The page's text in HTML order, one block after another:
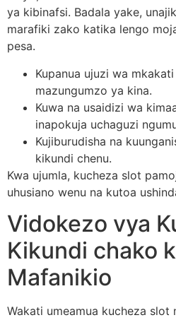
ya kibinafsi. Badala yake,
marafiki zako katika lengo
pesa.
Kupanua ujuzi wa
mazungumzo ya kina.
Kuwa na usaidizi wa
inapokuja uchaguzi
Kujiburudisha na
kikundi chenu.
Kwa ujumla, kucheza slot
uhusiano wenu na kutoa
Vidokezo vya
Kikundi chako
Mafanikio
Wakati umeamua kucheza slot